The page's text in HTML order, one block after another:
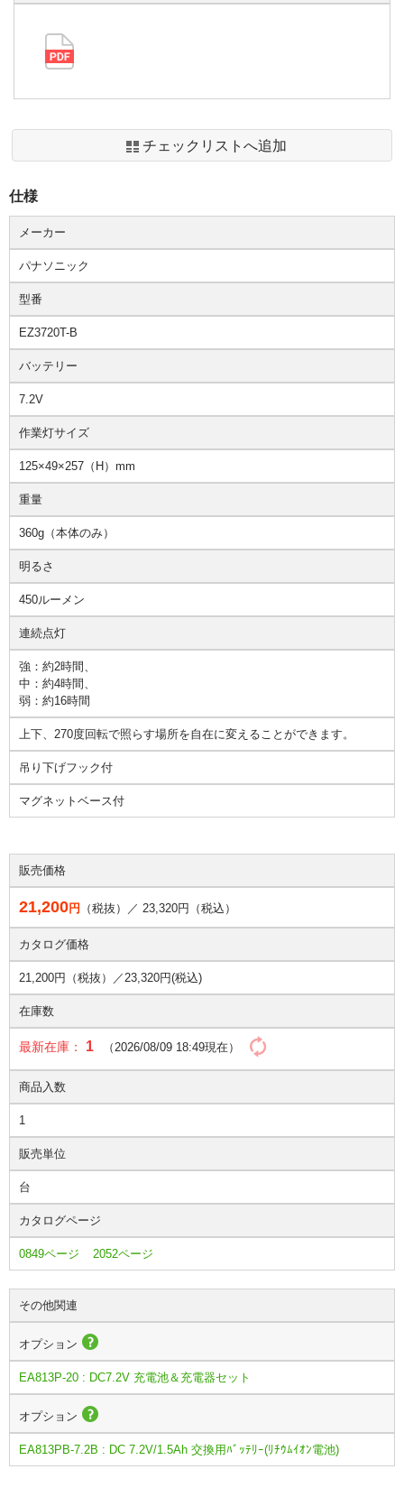
チェックリストへ追加
仕様
メーカー
パナソニック
型番
EZ3720T-B
バッテリー
7.2V
作業灯サイズ
125×49×257（H）mm
重量
360g（本体のみ）
明るさ
450ルーメン
連続点灯
強：約2時間、
中：約4時間、
弱：約16時間
上下、270度回転で照らす場所を自在に変えることができます。
吊り下げフック付
マグネットベース付
販売価格
21,200円 （税抜）／ 23,320円（税込）
カタログ価格
21,200円（税抜）／23,320円(税込)
在庫数
最新在庫： 1 （2026/08/09 18:49現在）
商品入数
1
販売単位
台
カタログページ
0849ページ 2052ページ
その他関連
オプション
EA813P-20 : DC7.2V 充電池＆充電器セット
オプション
EA813PB-7.2B : DC 7.2V/1.5Ah 交換用ﾊﾞｯﾃﾘｰ(ﾘﾁｳﾑｲｵﾝ電池)